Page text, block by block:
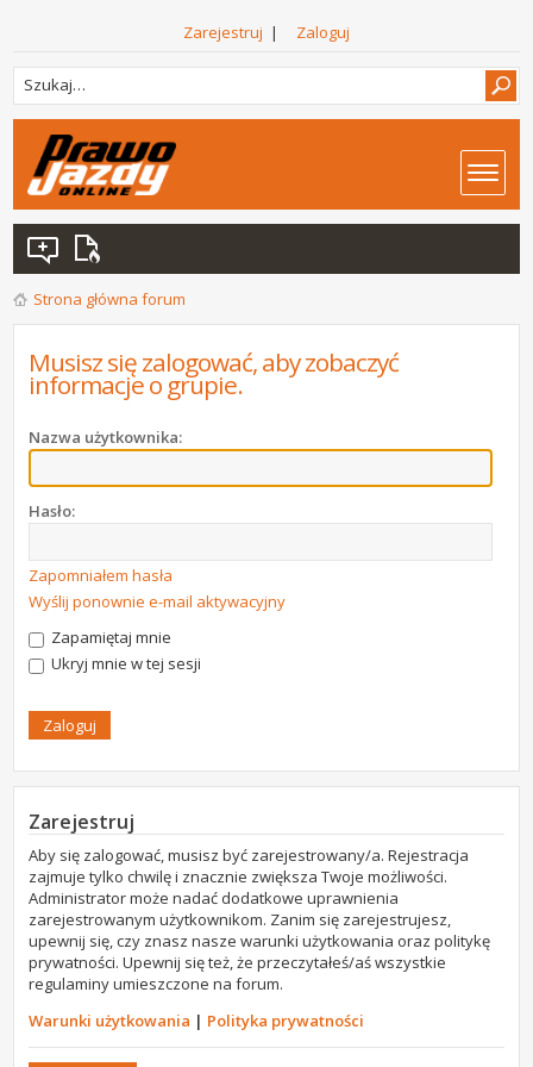
Zarejestruj | Zaloguj
Strona główna forum
Musisz się zalogować, aby zobaczyć
informacje o grupie.
Nazwa użytkownika:
Hasło:
Zapomniałem hasła
Wyślij ponownie e-mail aktywacyjny
Zapamiętaj mnie
Ukryj mnie w tej sesji
Zarejestruj
Aby się zalogować, musisz być zarejestrowany/a. Rejestracja
zajmuje tylko chwilę i znacznie zwiększa Twoje możliwości.
Administrator może nadać dodatkowe uprawnienia
zarejestrowanym użytkownikom. Zanim się zarejestrujesz,
upewnij się, czy znasz nasze warunki użytkowania oraz politykę
prywatności. Upewnij się też, że przeczytałeś/aś wszystkie
regulaminy umieszczone na forum.
Warunki użytkowania | Polityka prywatności